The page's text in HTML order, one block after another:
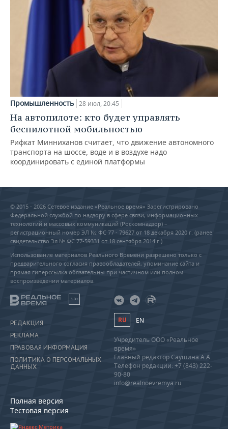
Промышленность 28 июл, 20:45
На автопилоте: кто будет управлять
беспилотной мобильностью
Рифкат Минниханов считает, что движение автономного
транспорта на шоссе, воде и в воздухе надо
координировать с единой платформы
© 2015 - 2026 Сетевое издание «Реальное время» Зарегистрировано
Федеральной службой по надзору в сфере связи, информационных
технологий и массовых коммуникаций (Роскомнадзор) –
регистрационный номер ЭЛ № ФС 77 - 79627 от 18 декабря 2020 г. (ранее
свидетельство Эл № ФС 77-59331 от 18 сентября 2014 г.)
Использование материалов Реального Времени разрешено только с
предварительного согласия правообладателей, упоминание сайта и
прямая гиперссылка обязательны при частичном или полном
воспроизведении материалов.
18+
РЕДАКЦИЯ
РЕКЛАМА
ПРАВОВАЯ ИНФОРМАЦИЯ
ПОЛИТИКА О ПЕРСОНАЛЬНЫХ
ДАННЫХ
Полная версия
Тестовая версия
RU EN
Учредитель ООО «Реальное
время»
Главный редактор Саушина А.А.
Телефон редакции: +7 (843) 222-
90-80
info@realnoevremya.ru